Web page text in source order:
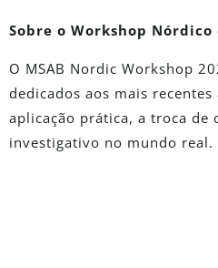
Sobre o Workshop Nórdico
O MSAB Nordic Workshop
dedicados aos mais
aplicação prática, a troca de
investigativo no mundo real.